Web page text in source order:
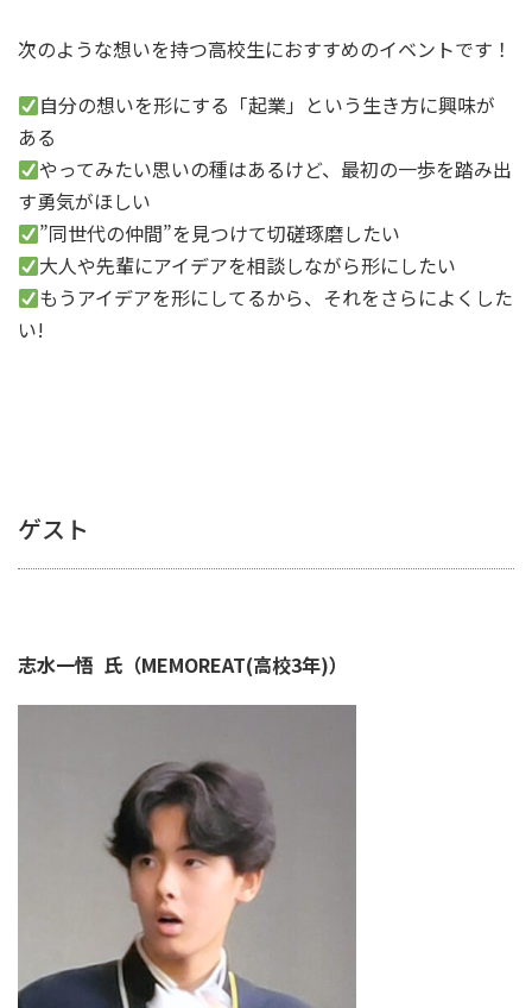
次のような想いを持つ高校生におすすめのイベントです！
自分の想いを形にする「起業」という生き方に興味が
ある
やってみたい思いの種はあるけど、最初の一歩を踏み出
す勇気がほしい
”同世代の仲間”を見つけて切磋琢磨したい
大人や先輩にアイデアを相談しながら形にしたい
もうアイデアを形にしてるから、それをさらによくした
い!
ゲスト
志水一悟 氏（MEMOREAT(高校3年)）